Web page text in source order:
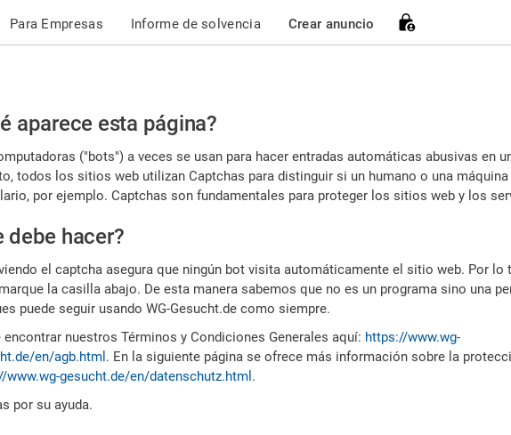
Para Empresas Informe de solvencia Crear anuncio
aparece esta página?
("bots") a veces se usan para hacer entradas automáticas abusivas en
todos los sitios web utilizan Captchas para distinguir si un humano o una máquina
por ejemplo. Captchas son fundamentales para proteger los sitios web y los
debe hacer?
el captcha asegura que ningún bot visita automáticamente el sitio web. Por lo
la casilla abajo. De esta manera sabemos que no es un programa sino una
puede seguir usando WG-Gesucht.de como siempre.
encontrar nuestros Términos y Condiciones Generales aquí: https://www.wg-
en/agb.html . En la siguiente página se ofrece más información sobre la
www.wg-gesucht.de/en/datenschutz.html .
por su ayuda.